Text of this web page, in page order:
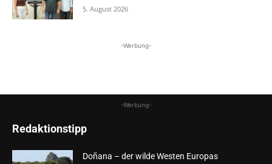
5. August 2026
-Werbung-
-Werbung-
Redaktionstipp
Doñana – der wilde Westen Europas